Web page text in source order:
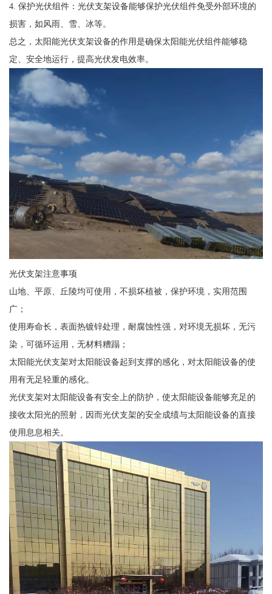
4. 保护光伏组件：光伏支架设备能够保护光伏组件免受外部环境的
损害，如风雨、雪、冰等。
总之，太阳能光伏支架设备的作用是确保太阳能光伏组件能够稳
定、安全地运行，提高光伏发电效率。
光伏支架注意事项
山地、平原、丘陵均可使用，不损坏植被，保护环境，实用范围
广；
使用寿命长，表面热镀锌处理，耐腐蚀性强，对环境无损坏，无污
染，可循环运用，无材料糟蹋；
太阳能光伏支架对太阳能设备起到支撑的感化，对太阳能设备的使
用有无足轻重的感化。
光伏支架对太阳能设备有安全上的防护，使太阳能设备能够充足的
接收太阳光的照射，因而光伏支架的安全成绩与太阳能设备的直接
使用息息相关。